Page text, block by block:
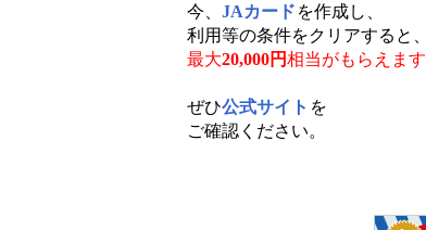
今、 JAカード を作成し、
利用等の条件をクリアすると、
最大20,000円相当がもらえます
ぜひ公式サイト を
ご確認ください。